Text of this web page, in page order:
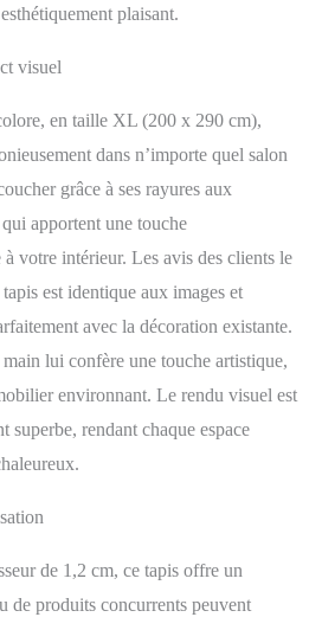
un mélange de laine et
pied Nos tapis peuvent
être facilement
nettoyés et ne
nécessitent aucun
Tout type d'aspiration
sous vide peut être
utilisé sur nos tapis et
le tapis aussi souvent
que vous le souhaitez.
La laine est une fibre
des matériaux les plus
de résister à l'usure
quotidienne. La laine a
plaisant.
visuel
en taille XL (200 x 290 cm),
dans n’importe quel salon
grâce à ses rayures aux
apportent une touche
à votre intérieur. Les avis des clients le
est identique aux images et
avec la décoration existante.
lui confère une touche artistique,
environnant. Le rendu visuel est
superbe, rendant chaque espace
de 1,2 cm, ce tapis offre un
de produits concurrents peuvent